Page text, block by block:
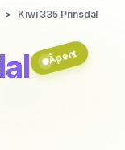
Kiwi 335 Prinsdal
Åpent